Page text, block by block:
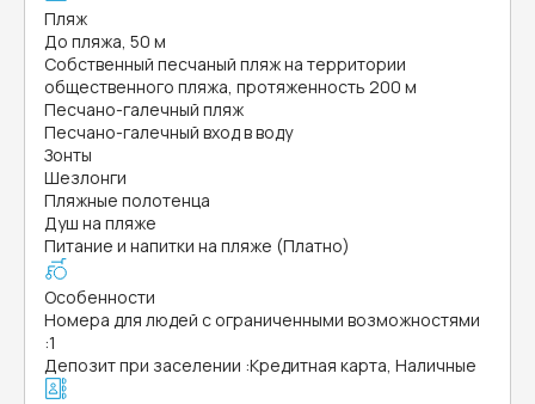
Пляж
До пляжа, 50 м
Собственный песчаный пляж на территории
общественного пляжа, протяженность 200 м
Песчано-галечный пляж
Песчано-галечный вход в воду
Зонты
Шезлонги
Пляжные полотенца
Душ на пляже
Питание и напитки на пляже (Платно)
Особенности
Номера для людей с ограниченными возможностями
:1
Депозит при заселении :Кредитная карта, Наличные